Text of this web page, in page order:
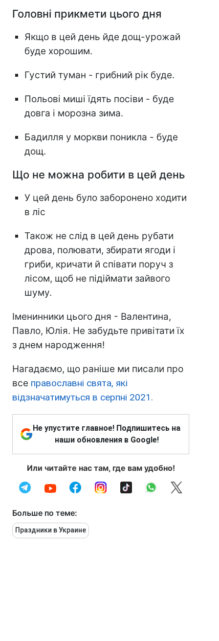
Головні прикмети цього дня
Якщо в цей день йде дощ-урожай
буде хорошим.
Густий туман - грибний рік буде.
Польові миші їдять посіви - буде
довга і морозна зима.
Бадилля у моркви поникла - буде
дощ.
Що не можна робити в цей день
У цей день було заборонено ходити
в ліс
Також не слід в цей день рубати
дрова, полювати, збирати ягоди і
гриби, кричати й співати поруч з
лісом, щоб не підіймати зайвого
шуму.
Іменинники цього дня - Валентина,
Павло, Юлія. Не забудьте привітати їх
з днем народження!
Нагадаємо, що раніше ми писали про
все православні свята, які
відзначатимуться в серпні 2021.
Не упустите главное! Подпишитесь на
наши обновления в Google!
Или читайте нас там, где вам удобно!
Больше по теме:
Праздники в Украине